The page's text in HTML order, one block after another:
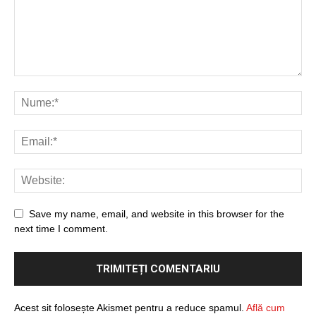
Save my name, email, and website in this browser for the
next time I comment.
Acest sit folosește Akismet pentru a reduce spamul. Află cum